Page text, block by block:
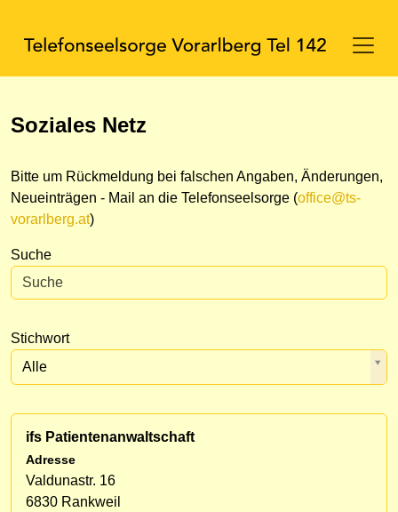
Soziales Netz
Bitte um Rückmeldung bei falschen Angaben, Änderungen,
Neueinträgen - Mail an die Telefonseelsorge (office@ts-
vorarlberg.at)
Suche
Stichwort
Alle
ifs Patientenanwaltschaft
Adresse
Valdunastr. 16
6830 Rankweil